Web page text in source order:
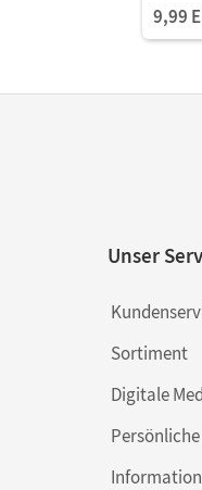
9,99
Unser
Sortiment
Digitale